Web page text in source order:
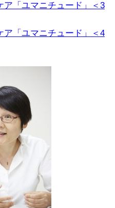
ア「ユマニチュード」＜3
ア「ユマニチュード」＜4